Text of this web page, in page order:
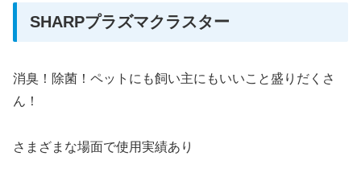
SHARPプラズマクラスター
消臭！除菌！ペットにも飼い主にもいいこと盛りだくさ
ん！
さまざまな場面で使用実績あり